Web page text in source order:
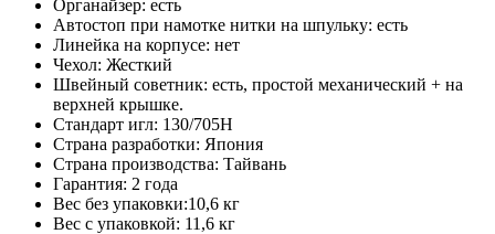
Органайзер: есть
Автостоп при намотке нитки на шпульку: есть
Линейка на корпусе: нет
Чехол: Жесткий
Швейный советник: есть, простой механический + на
верхней крышке.
Стандарт игл: 130/705H
Страна разработки: Япония
Страна производства: Тайвань
Гарантия: 2 года
Вес без упаковки:10,6 кг
Вес с упаковкой: 11,6 кг